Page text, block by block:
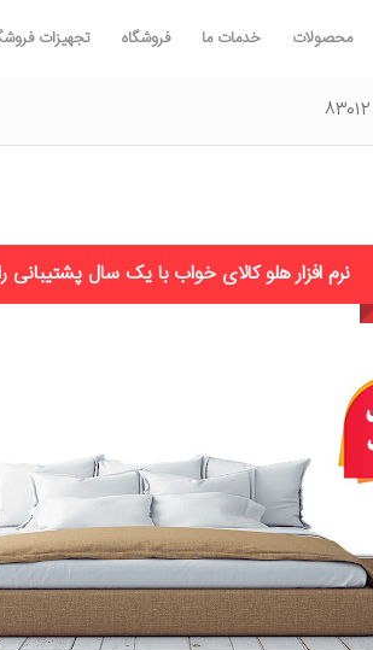
محصولات خدمات ما فروشگاه تجهیزات
نرم افزار هلو کالای خواب با یک سال پشتیبانی